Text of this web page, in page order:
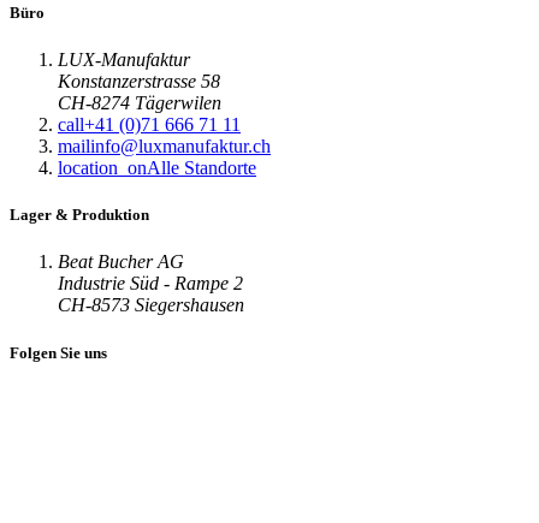
Büro
LUX-Manufaktur
Konstanzerstrasse 58
CH-8274 Tägerwilen
call+41 (0)71 666 71 11
mailinfo@luxmanufaktur.ch
location_onAlle Standorte
Lager & Produktion
Beat Bucher AG
Industrie Süd - Rampe 2
CH-8573 Siegershausen
Folgen Sie uns